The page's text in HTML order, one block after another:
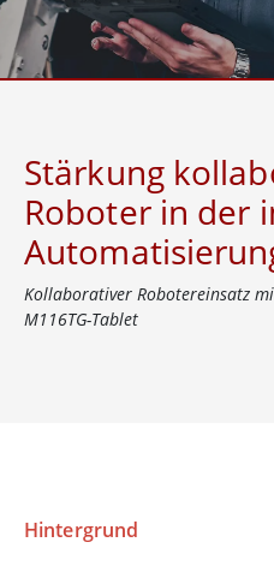
Stärkung
Roboter in der
Kollaborativer Robotereinsatz
M116TG-Tablet
Hintergrund